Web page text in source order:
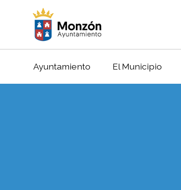
Ayuntamiento El Municipio